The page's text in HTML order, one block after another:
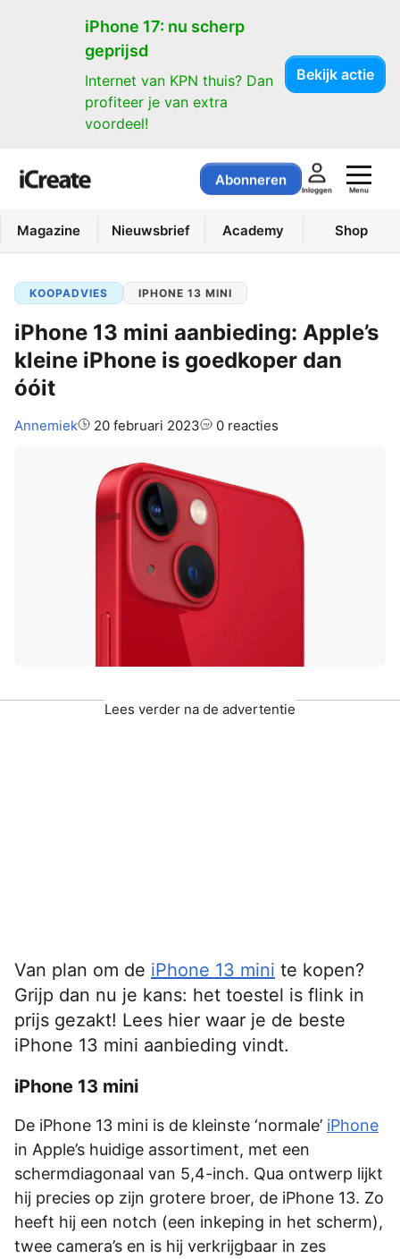
iPhone 17: nu scherp
geprijsd
Internet van KPN thuis? Dan
profiteer je van extra
voordeel!
Bekijk actie
Abonneren
Inloggen Menu
Magazine Nieuwsbrief Academy Shop
KOOPADVIES IPHONE 13 MINI
iPhone 13 mini aanbieding: Apple’s
kleine iPhone is goedkoper dan
óóit
Auteur:
Annemiek 20 februari 2023 0 reacties
Lees verder na de advertentie
Van plan om de iPhone 13 mini te kopen?
Grijp dan nu je kans: het toestel is flink in
prijs gezakt! Lees hier waar je de beste
iPhone 13 mini aanbieding vindt.
iPhone 13 mini
De iPhone 13 mini is de kleinste ‘normale’ iPhone
in Apple’s huidige assortiment, met een
schermdiagonaal van 5,4-inch. Qua ontwerp lijkt
hij precies op zijn grotere broer, de iPhone 13. Zo
heeft hij een notch (een inkeping in het scherm),
twee camera’s en is hij verkrijgbaar in zes